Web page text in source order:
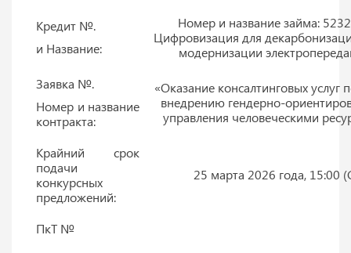
Кредит №.
и Название:
Номер и название займа:
Цифровизация для
модернизации
Заявка №.
Номер и название
контракта:
«Оказание консалтинговых услуг
внедрению гендерно-
управления человеческими
Крайний срок
подачи
конкурсных
предложений:
25 марта 2026 года, 15:00
ПкТ №